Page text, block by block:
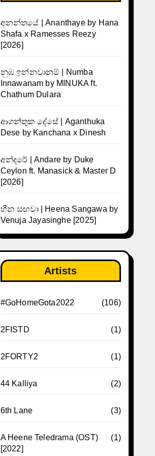
අනන්තයේ | Ananthaye by Hana
Shafa x Ramesses Reezy
[2026]
නුඹ ඉන්නවානම් | Numba
Innawanam by MINUKA ft.
Chathum Dulara
ආගන්තුක දේසේ | Aganthuka
Dese by Kanchana x Dinesh
අන්දරේ | Andare by Duke
Ceylon ft. Manasick & Master D
[2026]
හීන සඟවා | Heena Sangawa by
Venuja Jayasinghe [2025]
Artists
#GoHomeGota2022 (106)
2FISTD (1)
2FORTY2 (1)
44 Kalliya (2)
6th Lane (3)
A Heene Teledrama (OST)
[2022]
(1)